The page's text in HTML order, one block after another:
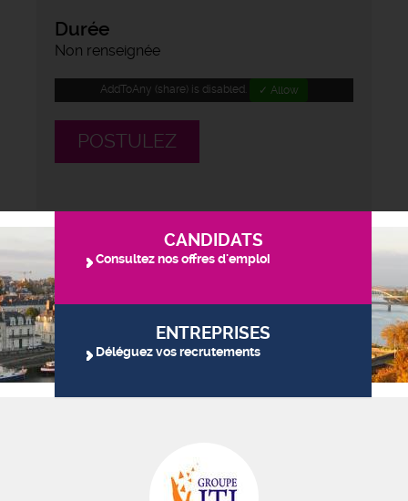
Durée
Non renseignée
AddToAny (share) is disabled. ✓ Allow
POSTULEZ
CANDIDATS
Consultez nos offres d'emploi
ENTREPRISES
Déléguez vos recrutements